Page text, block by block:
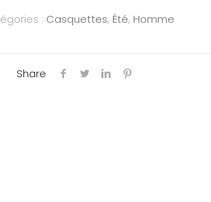
: Casquettes, Été, Homme
Share